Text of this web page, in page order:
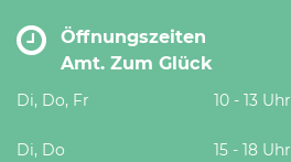
Öffnungszeiten
Amt. Zum Glück
Di, Do, Fr 10 - 13 Uhr
Di, Do 15 - 18 Uhr